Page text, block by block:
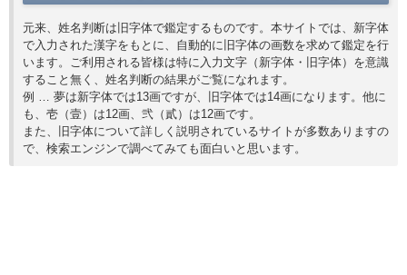
元来、姓名判断は旧字体で鑑定するものです。本サイトでは、新字体
で入力された漢字をもとに、自動的に旧字体の画数を求めて鑑定を行
います。ご利用される皆様は特に入力文字（新字体・旧字体）を意識
すること無く、姓名判断の結果がご覧になれます。
例 … 夢は新字体では13画ですが、旧字体では14画になります。他に
も、壱（壹）は12画、弐（貳）は12画です。
また、旧字体について詳しく説明されているサイトが多数ありますの
で、検索エンジンで調べてみても面白いと思います。